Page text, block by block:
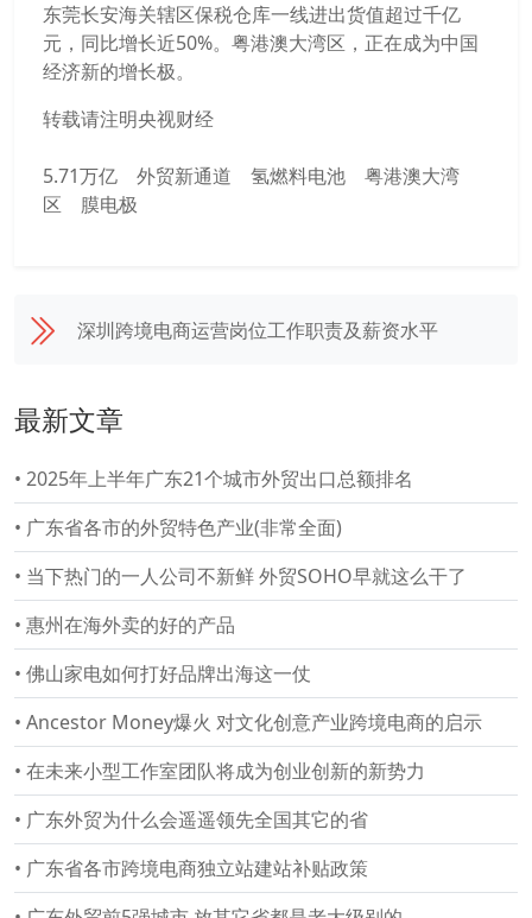
东莞长安海关辖区保税仓库一线进出货值超过千亿
元，同比增长近50%。粤港澳大湾区，正在成为中国
经济新的增长极。
转载请注明央视财经
5.71万亿 外贸新通道 氢燃料电池
粤港澳大湾
区
膜电极
深圳跨境电商运营岗位工作职责及薪资水平
最新文章
• 2025年上半年广东21个城市外贸出口总额排名
• 广东省各市的外贸特色产业(非常全面)
• 当下热门的一人公司不新鲜 外贸SOHO早就这么干了
• 惠州在海外卖的好的产品
• 佛山家电如何打好品牌出海这一仗
• Ancestor Money爆火 对文化创意产业跨境电商的启示
• 在未来小型工作室团队将成为创业创新的新势力
• 广东外贸为什么会遥遥领先全国其它的省
• 广东省各市跨境电商独立站建站补贴政策